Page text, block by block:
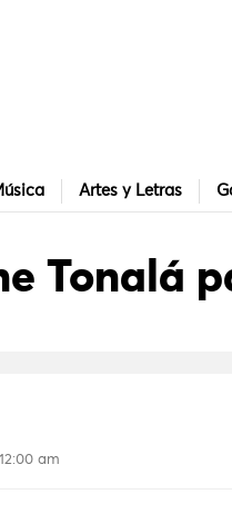
Artes y Letras
Tonalá
am